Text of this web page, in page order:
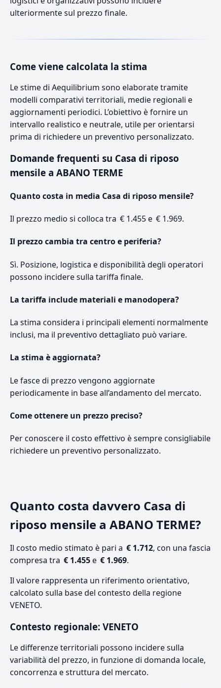
ulteriormente sul prezzo finale.
Come viene calcolata la stima
Le stime di Aequilibrium sono elaborate tramite
modelli comparativi territoriali, medie regionali e
aggiornamenti periodici. L’obiettivo è fornire un
intervallo realistico e neutrale, utile per orientarsi
prima di richiedere un preventivo personalizzato.
Domande frequenti su Casa di riposo
mensile a ABANO TERME
Quanto costa in media Casa di riposo mensile?
Il prezzo medio si colloca tra € 1.455 e € 1.969.
Il prezzo cambia tra centro e periferia?
Sì. Posizione, logistica e disponibilità degli operatori
possono incidere sulla tariffa finale.
La tariffa include materiali e manodopera?
La stima considera i principali elementi normalmente
inclusi, ma il preventivo dettagliato può variare.
La stima è aggiornata?
Le fasce di prezzo vengono aggiornate
periodicamente in base all’andamento del mercato.
Come ottenere un prezzo preciso?
Per conoscere il costo effettivo è sempre consigliabile
richiedere un preventivo personalizzato.
Quanto costa davvero Casa di
riposo mensile a ABANO TERME?
Il costo medio stimato è pari a € 1.712, con una fascia
compresa tra € 1.455e € 1.969.
Il valore rappresenta un riferimento orientativo,
calcolato sulla base del contesto della regione
VENETO.
Contesto regionale: VENETO
Le differenze territoriali possono incidere sulla
variabilità del prezzo, in funzione di domanda locale,
concorrenza e struttura del mercato.